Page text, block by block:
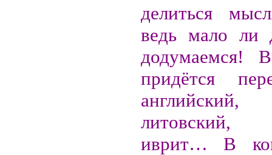
делиться
ведь мало ли
додумаемся!
придётся
английский,
литовский,
иврит… В